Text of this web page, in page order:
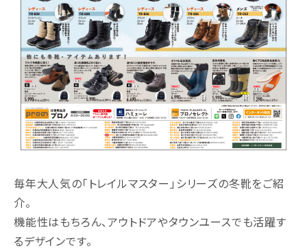
毎年大人気の「トレイルマスター」シリーズの冬靴をご紹
介。
機能性はもちろん、アウトドアやタウンユースでも活躍す
るデザインです。